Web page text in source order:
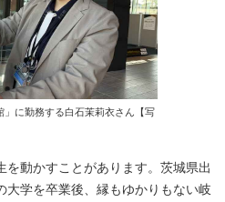
」に勤務する白石茉莉衣さん【写
を動かすことがあります。茨城県出
大学を卒業後、縁もゆかりもない岐